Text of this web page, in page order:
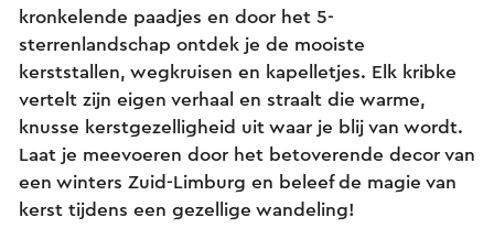
kronkelende paadjes en door het 5-
sterrenlandschap ontdek je de mooiste
kerststallen, wegkruisen en kapelletjes. Elk kribke
vertelt zijn eigen verhaal en straalt die warme,
knusse kerstgezelligheid uit waar je blij van wordt.
Laat je meevoeren door het betoverende decor van
een winters Zuid-Limburg en beleef de magie van
kerst tijdens een gezellige wandeling!